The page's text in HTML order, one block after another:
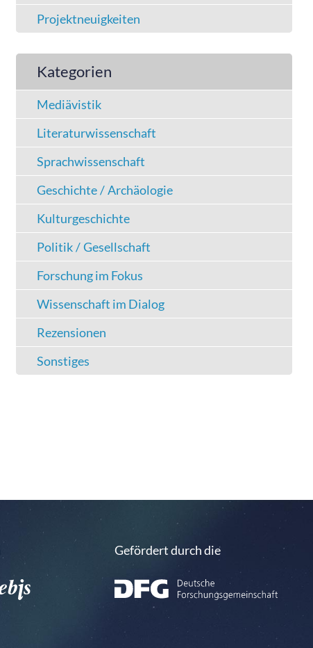
Projektneuigkeiten
Kategorien
Mediävistik
Literaturwissenschaft
Sprachwissenschaft
Geschichte / Archäologie
Kulturgeschichte
Politik / Gesellschaft
Forschung im Fokus
Wissenschaft im Dialog
Rezensionen
Sonstiges
Gefördert durch die